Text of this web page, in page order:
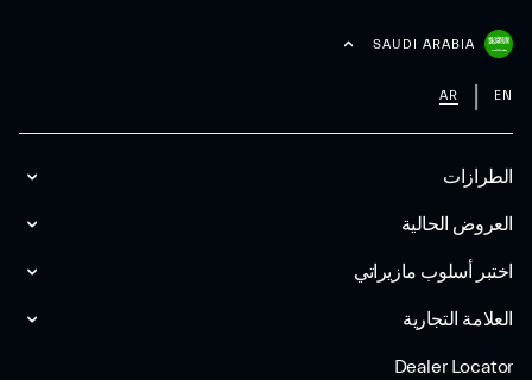
الطرازات
العروض الحالية
اختبر أسلوب مازیراتي
العلامة التجارية
Dealer Locator
SAUDI ARABIA
EN
AR